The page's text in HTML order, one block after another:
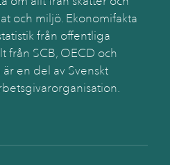
och miljö. Ekonomifakta
från offentliga
från SCB, OECD och
en del av Svenskt